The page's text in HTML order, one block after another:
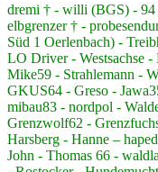
dremi † - willi (BGS) - 94
elbgrenzer † -
Süd 1 Oerlenbach) -
LO Driver - Westsachse
Mike59 - Strahlemann -
GKUS64 - Greso -
mibau83 - nordpol -
Grenzwolf62 -
Harsberg - Hanne –
John - Thomas 66 -